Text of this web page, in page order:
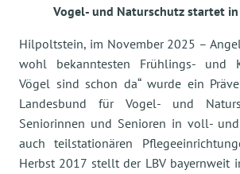
Vogel- und Naturschutz startet in
Hilpoltstein, im November 2025 –
wohl bekanntesten Frühlings- und
Vögel sind schon da“ wurde ein
Landesbund für Vogel- und
Seniorinnen und Senioren in voll-
auch teilstationären
Herbst 2017 stellt der LBV bayernweit